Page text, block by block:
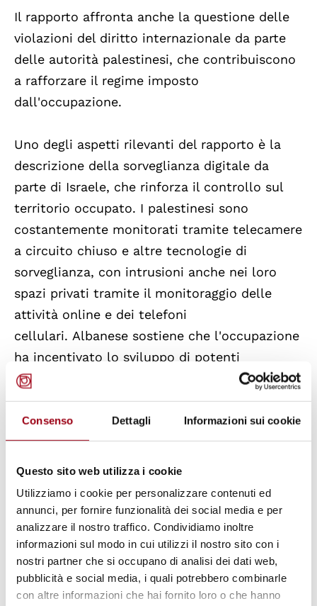
Consenso Dettagli Informazioni sui cookie
Questo sito web utilizza i cookie
Utilizziamo i cookie per personalizzare contenuti ed
annunci, per fornire funzionalità dei social media e per
analizzare il nostro traffico. Condividiamo inoltre
informazioni sul modo in cui utilizzi il nostro sito con i
nostri partner che si occupano di analisi dei dati web,
pubblicità e social media, i quali potrebbero combinarle
con altre informazioni che hai fornito loro o che hanno
Il rapporto affronta anche la questione delle
violazioni del diritto internazionale da parte
delle autorità palestinesi, che contribuiscono
a rafforzare il regime imposto
dall'occupazione.
Uno degli aspetti rilevanti del rapporto è la
descrizione della sorveglianza digitale da
parte di Israele, che rinforza il controllo sul
territorio occupato. I palestinesi sono
costantemente monitorati tramite telecamere
a circuito chiuso e altre tecnologie di
sorveglianza, con intrusioni anche nei loro
spazi privati tramite il monitoraggio delle
attività online e dei telefoni
cellulari. Albanese sostiene che l'occupazione
ha incentivato lo sviluppo di potenti
tecnologie di sorveglianza da parte di Israele,
come il riconoscimento facciale, i droni e il
monitoraggio dei social media. Queste
pratiche di sorveglianza, secondo la relatrice
Il rapporto di Albanese aggiorna la
documentazione delle Nazioni Unite
riguardante le politiche e le pratiche
israeliane, evidenziando detenzioni arbitrarie,